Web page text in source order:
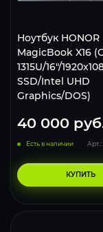
Ноутбук HONOR
MagicBook X16
1315U/16"/
SSD/Intel UHD
Graphics/DOS)
40 000
Есть в наличии Арт.:
КУПИТЬ